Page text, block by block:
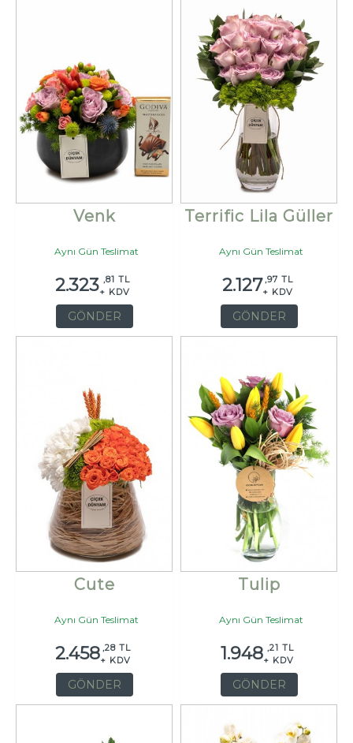
Venk
Aynı Gün Teslimat
2.323 ,81 TL
+ KDV
GÖNDER
Terrific Lila Güller
Aynı Gün Teslimat
2.127 ,97 TL
+ KDV
GÖNDER
Cute
Aynı Gün Teslimat
2.458 ,28 TL
+ KDV
GÖNDER
Tulip
Aynı Gün Teslimat
1.948 ,21 TL
+ KDV
GÖNDER